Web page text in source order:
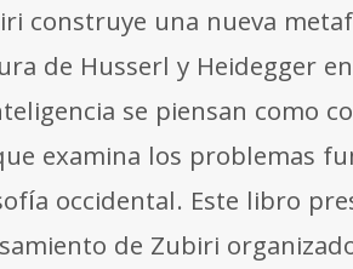
construye una nueva
de Husserl y Heidegger
se piensan como
examina los problemas
occidental. Este libro
de Zubiri